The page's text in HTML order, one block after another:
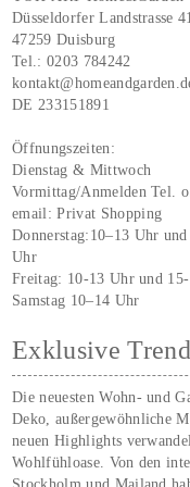
Düsseldorfer Landstrasse
47259 Duisburg
Tel.:0203 784242
DE 233151891
Öffnungszeiten:
Dienstag & Mittwoch
Vormittag/Anmelden Tel. o.
email:Privat Shopping
Donnerstag:10–13 Uhr
Uhr
Freitag: 10-13 Uhr und
Samstag 10–14 Uhr
Exklusive
Die neuesten Wohn- und
Deko, außergewöhnliche
neuen Highlights
Wohlfühloase. Von den